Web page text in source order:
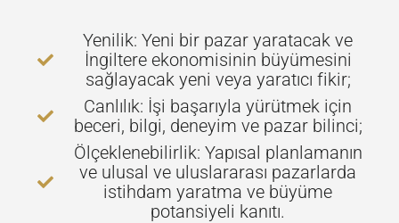
Yenilik: Yeni bir pazar yaratacak ve
İngiltere ekonomisinin büyümesini
sağlayacak yeni veya yaratıcı fikir;
Canlılık: İşi başarıyla yürütmek için
beceri, bilgi, deneyim ve pazar bilinci;
Ölçeklenebilirlik: Yapısal planlamanın
ve ulusal ve uluslararası pazarlarda
istihdam yaratma ve büyüme
potansiyeli kanıtı.